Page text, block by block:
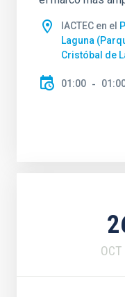
IACTEC en el
Laguna
Cristóbal de
01:00
OCT